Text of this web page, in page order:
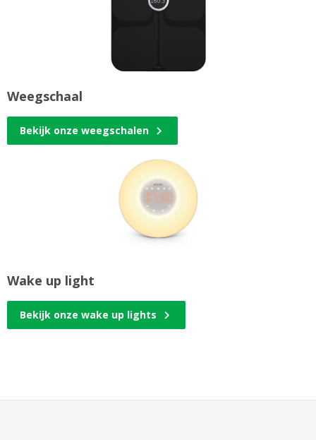
Weegschaal
Bekijk onze weegschalen
Wake up light
Bekijk onze wake up lights